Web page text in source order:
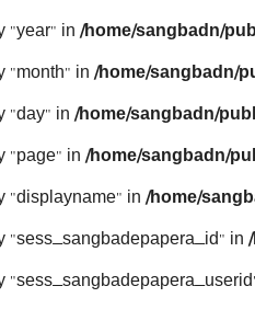
"year" in /home/sangbadn/
"month" in /home/sangbadn/
"day" in /home/sangbadn/
"page" in /home/sangbadn/
"displayname" in /home/
"sess_sangbadepapera_id" in